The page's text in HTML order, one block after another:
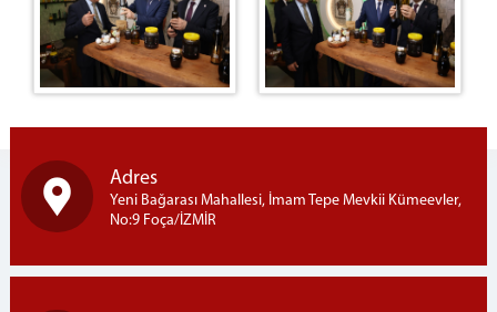
Adres
Yeni Bağarası Mahallesi, İmam Tepe Mevkii Kümeevler,
No:9 Foça/İZMİR